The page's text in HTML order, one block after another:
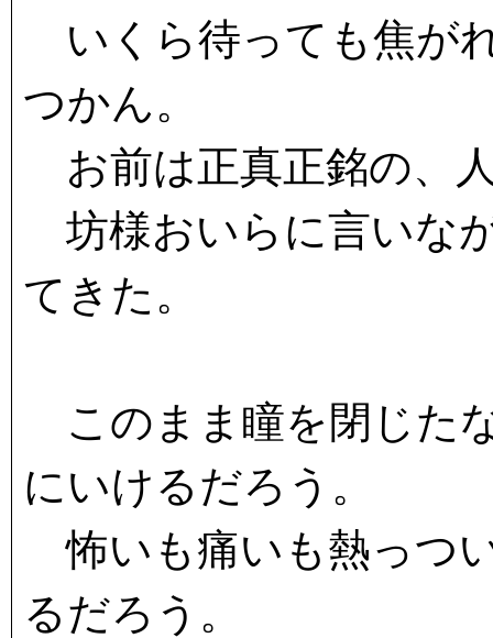
いくら待っても焦が
つかん。
お前は正真正銘の、
坊様おいらに言いな
てきた。
このまま瞳を閉じた
にいけるだろう。
怖いも痛いも熱っつ
るだろう。